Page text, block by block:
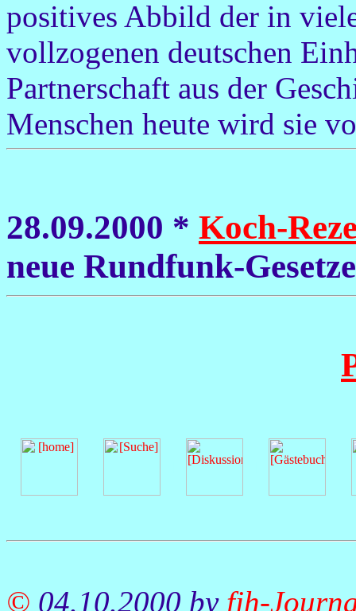
positives Abbild der in
vollzogenen deutschen
Partnerschaft aus der
Menschen heute wird sie
28.09.2000 * Koch-
neue Rundfunk-Gesetze
© 04.10.2000 by fjh-